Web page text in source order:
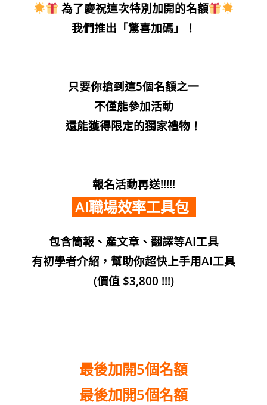
為了慶祝這次特別加開的名額
我們推出「驚喜加碼」！
只要你搶到這5個名額之一
不僅能參加活動
還能獲得限定的獨家禮物！
報名活動再送!!!!!
AI職場效率工具包
包含簡報、產文章、翻譯等AI工具
有初學者介紹，幫助你超快上手用AI工具
(價值 $3,800 !!!)
最後加開5個名額
最後加開5個名額